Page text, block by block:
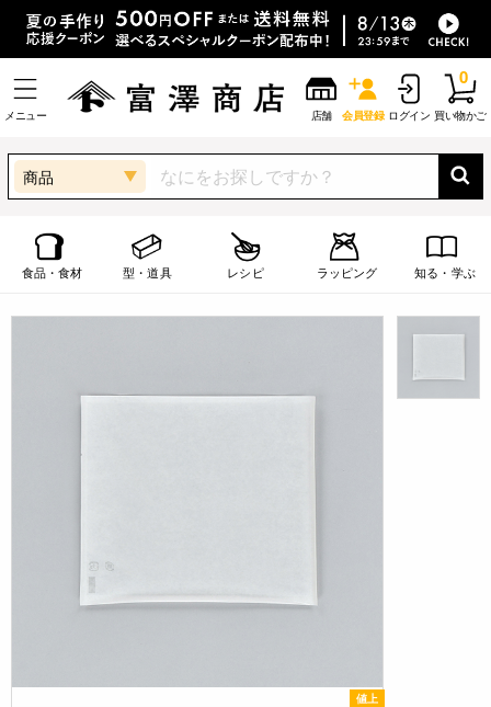
メニュー 店舗 会員登録 ログイン 買い物かご
0
商品
食品・食材 型・道具 レシピ ラッピング 知る・学ぶ
値上